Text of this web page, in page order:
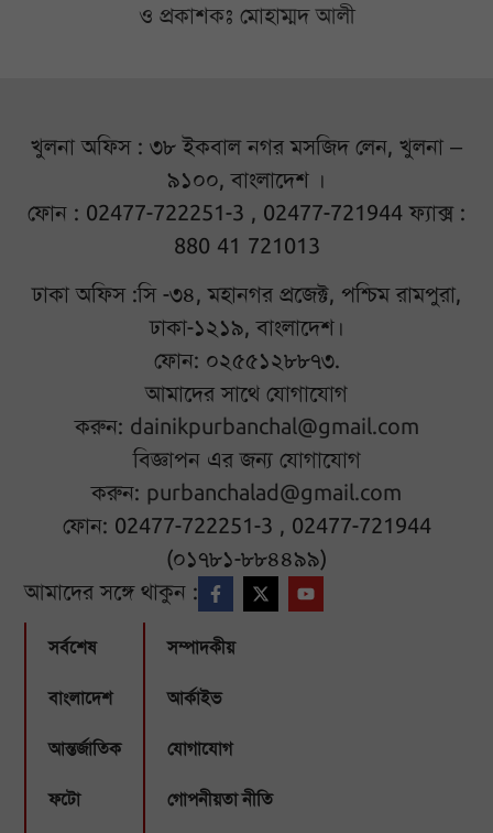
ও প্রকাশকঃ মোহাম্মদ আলী
খুলনা অফিস : ৩৮ ইকবাল নগর মসজিদ লেন, খুলনা –
৯১০০, বাংলাদেশ ।
ফোন : 02477-722251-3 , 02477-721944 ফ্যাক্স :
880 41 721013
ঢাকা অফিস :সি -৩৪, মহানগর প্রজেক্ট, পশ্চিম রামপুরা,
ঢাকা-১২১৯, বাংলাদেশ।
ফোন: ০২৫৫১২৮৮৭৩.
আমাদের সাথে যোগাযোগ
করুন: dainikpurbanchal@gmail.com
বিজ্ঞাপন এর জন্য যোগাযোগ
করুন: purbanchalad@gmail.com
ফোন: 02477-722251-3 , 02477-721944
(০১৭৮১-৮৮৪৪৯৯)
আমাদের সঙ্গে থাকুন :
সর্বশেষ
বাংলাদেশ
আন্তর্জাতিক
ফটো
সম্পাদকীয়
আর্কাইভ
যোগাযোগ
গোপনীয়তা নীতি